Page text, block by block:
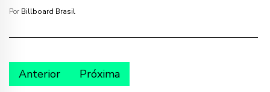
Por Billboard Brasil
Anterior Próxima